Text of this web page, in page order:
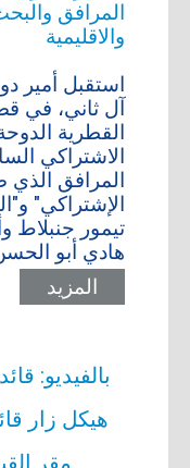
استقبل أمير
آل ثاني، في
القطرية
الاشتراكي
المرافق
الإشتراكي"
تيمور جنبلاط
هادي أبو
المزيد
بالفيديو:
هيكل زار
مقر